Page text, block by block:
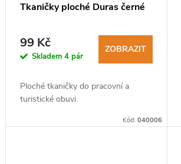
Tkaničky ploché Duras černé
99 Kč
Skladem 4 pár
ZOBRAZIT
Ploché tkaničky do pracovní a
turistické obuvi.
Kód:040006